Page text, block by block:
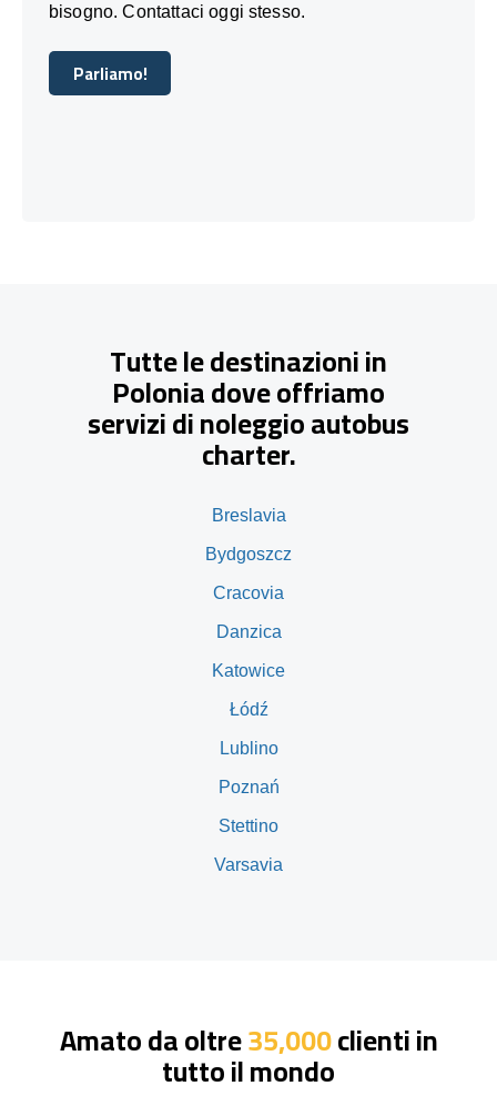
bisogno. Contattaci oggi stesso.
Parliamo!
Parliamo!
Tutte le destinazioni in
Polonia dove offriamo
servizi di noleggio autobus
charter.
Breslavia
Bydgoszcz
Cracovia
Danzica
Katowice
Łódź
Lublino
Poznań
Stettino
Varsavia
Amato da oltre35,000clienti in
tutto il mondo